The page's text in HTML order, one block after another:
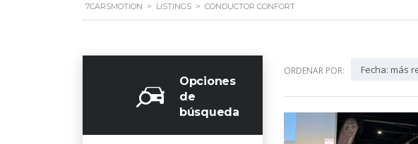
7CARSMOTION > LISTINGS > CONDUCTOR CONFORT
Opciones
de
búsqueda
ORDENAR POR: Fecha: más